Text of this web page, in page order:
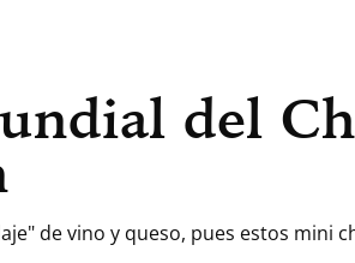
del
de vino y queso, pues estos mini